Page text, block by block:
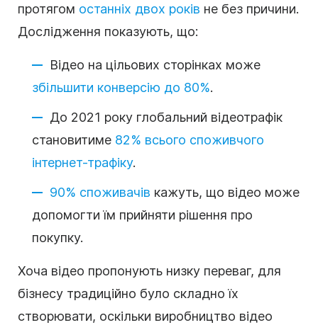
протягом останніх двох років не без причини.
Дослідження показують, що:
Відео на цільових сторінках може
збільшити конверсію до 80%.
До 2021 року глобальний відеотрафік
становитиме 82% всього споживчого
інтернет-трафіку.
90% споживачів кажуть, що відео може
допомогти їм прийняти рішення про
покупку.
Хоча відео пропонують низку переваг, для
бізнесу традиційно було складно їх
створювати, оскільки виробництво відео